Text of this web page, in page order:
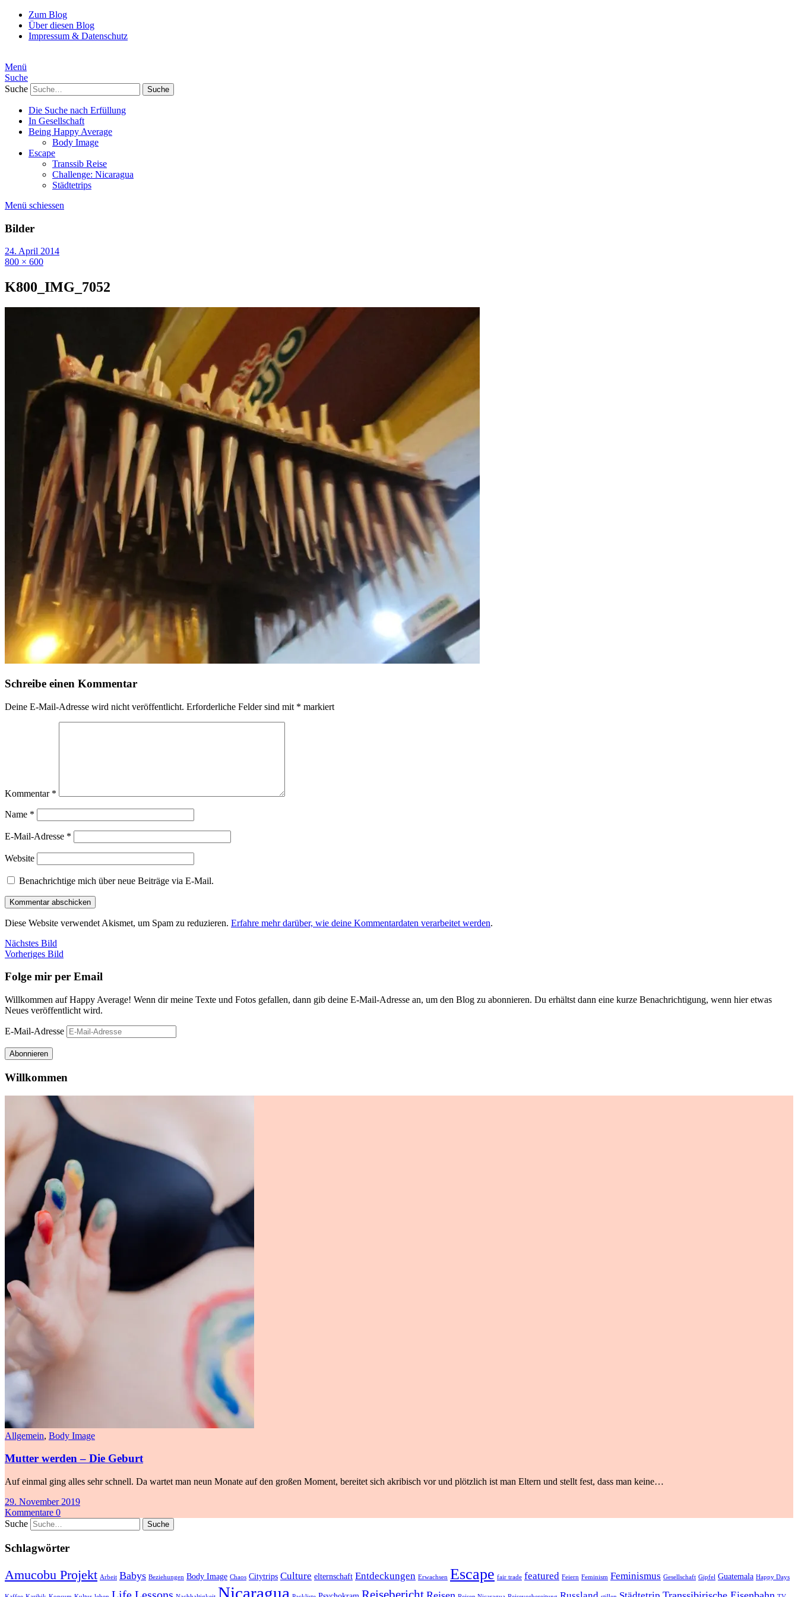
Zum Blog
Über diesen Blog
Impressum & Datenschutz
Menü
Suche
Suche
Die Suche nach Erfüllung
In Gesellschaft
Being Happy Average
Body Image
Escape
Transsib Reise
Challenge: Nicaragua
Städtetrips
Menü schiessen
Bilder
24. April 2014
800 × 600
K800_IMG_7052
Schreibe einen Kommentar
Deine E-Mail-Adresse wird nicht veröffentlicht. Erforderliche Felder sind mit * markiert
Kommentar *
Name *
E-Mail-Adresse *
Website
Benachrichtige mich über neue Beiträge via E-Mail.
Diese Website verwendet Akismet, um Spam zu reduzieren. Erfahre mehr darüber, wie deine Kommentardaten verarbeitet werden.
Nächstes Bild
Vorheriges Bild
Folge mir per Email
Willkommen auf Happy Average! Wenn dir meine Texte und Fotos gefallen, dann gib deine E-Mail-Adresse an, um den Blog zu abonnieren. Du erhältst dann eine kurze Benachrichtigung, wenn hier etwas
Neues veröffentlicht wird.
E-Mail-Adresse
Abonnieren
Willkommen
Allgemein, Body Image
Mutter werden – Die Geburt
Auf einmal ging alles sehr schnell. Da wartet man neun Monate auf den großen Moment, bereitet sich akribisch vor und plötzlich ist man Eltern und stellt fest, dass man keine…
29. November 2019
Kommentare 0
Suche
Schlagwörter
Amucobu Projekt Arbeit Babys Beziehungen Body Image Chaos Citytrips Culture elternschaft Entdeckungen Erwachsen Escape fair trade featured Feiern Feminism Feminismus Gesellschaft Gipfel Guatemala Happy Days
Nicaragua